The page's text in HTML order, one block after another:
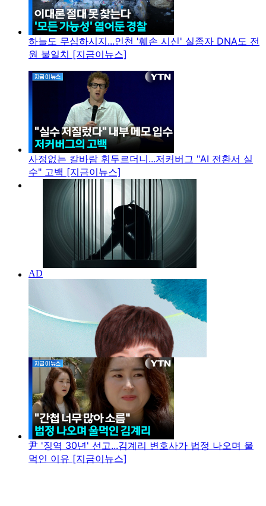
하늘도 무심하시지...인천 '훼손 시신' 실종자 DNA도 전
원 불일치 [지금이뉴스]
사정없는 칼바람 휘두르더니...저커버그 "AI 전환서 실
수" 고백 [지금이뉴스]
尹 '징역 30년' 선고...김계리 변호사가 법정 나오며 울
먹인 이유 [지금이뉴스]